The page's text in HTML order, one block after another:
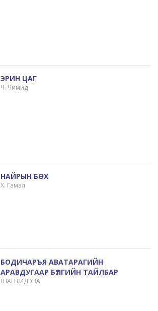
ЭРИН ЦАГ
Ч. Чимид
НАЙРЫН БӨХ
Х. Гамал
БОДИЧАРЪЯ АВАТАРАГИЙН
АРАВДУГААР БҮЛГИЙН ТАЙЛБАР
ШАНТИДЭВА